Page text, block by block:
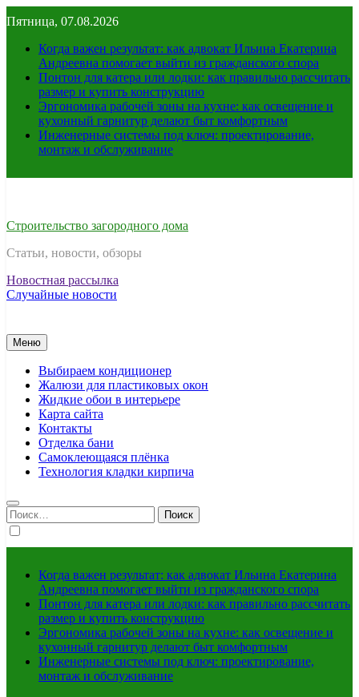
к
содержимому
Пятница, 07.08.2026
Когда важен результат: как адвокат Ильина Екатерина
Андреевна помогает выйти из гражданского спора
Понтон для катера или лодки: как правильно рассчитать
размер и купить конструкцию
Эргономика рабочей зоны на кухне: как освещение и
кухонный гарнитур делают быт комфортным
Инженерные системы под ключ: проектирование,
монтаж и обслуживание
Строительство загородного дома
Статьи, новости, обзоры
Новостная рассылка
Случайные новости
Меню
Выбираем кондиционер
Жалюзи для пластиковых окон
Жидкие обои в интерьере
Карта сайта
Контакты
Отделка бани
Самоклеющаяся плёнка
Технология кладки кирпича
Найти:
Когда важен результат: как адвокат Ильина Екатерина
Андреевна помогает выйти из гражданского спора
Понтон для катера или лодки: как правильно рассчитать
размер и купить конструкцию
Эргономика рабочей зоны на кухне: как освещение и
кухонный гарнитур делают быт комфортным
Инженерные системы под ключ: проектирование,
монтаж и обслуживание